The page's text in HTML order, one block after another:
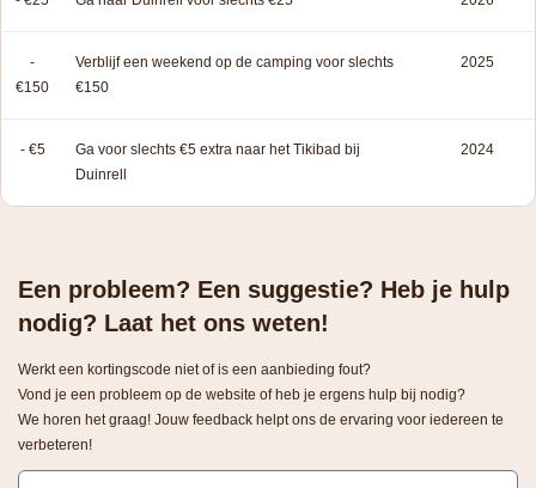
-
€150
Verblijf een weekend op de camping voor slechts
€150
2025
- €5
Ga voor slechts €5 extra naar het Tikibad bij
Duinrell
2024
Een probleem? Een suggestie? Heb je hulp
nodig? Laat het ons weten!
Werkt een kortingscode niet of is een aanbieding fout?
Vond je een probleem op de website of heb je ergens hulp bij nodig?
We horen het graag! Jouw feedback helpt ons de ervaring voor iedereen te
verbeteren!